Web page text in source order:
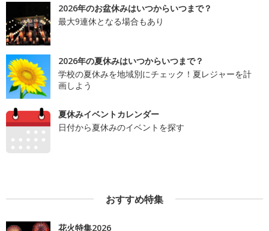
2026年のお盆休みはいつからいつまで？
最大9連休となる場合もあり
2026年の夏休みはいつからいつまで？
学校の夏休みを地域別にチェック！夏レジャーを計
画しよう
夏休みイベントカレンダー
日付から夏休みのイベントを探す
おすすめ特集
花火特集2026